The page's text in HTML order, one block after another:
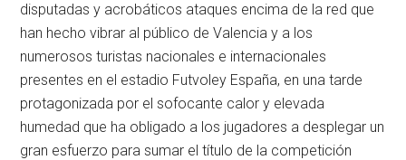
disputadas y acrobáticos ataques encima de la red que
han hecho vibrar al público de Valencia y a los
numerosos turistas nacionales e internacionales
presentes en el estadio Futvoley España, en una tarde
protagonizada por el sofocante calor y elevada
humedad que ha obligado a los jugadores a desplegar un
gran esfuerzo para sumar el título de la competición